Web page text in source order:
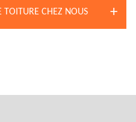
TOITURE CHEZ NOUS